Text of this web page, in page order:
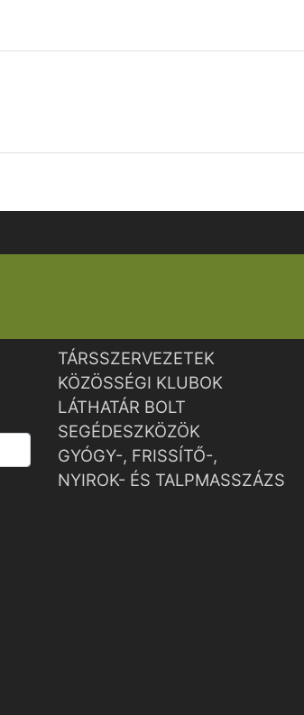
TÁRSSZERVEZETEK
KÖZÖSSÉGI KLUBOK
LÁTHATÁR BOLT
SEGÉDESZKÖZÖK
GYÓGY-, FRISSÍTŐ-,
NYIROK- ÉS TALPMASSZÁZS